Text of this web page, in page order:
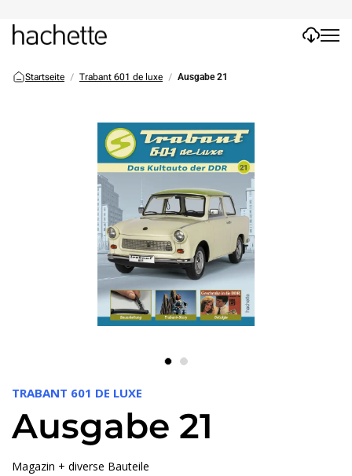
Startseite Trabant 601 de luxe Ausgabe 21
TRABANT 601 DE LUXE
Ausgabe 21
Magazin + diverse Bauteile